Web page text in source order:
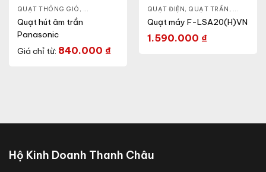
QUẠT THÔNG GIÓ , QUẠT ÂM TRẦN QUẠT ĐIỆN, QUẠT TRẦN
Quạt hút âm trần
Panasonic
Giá chỉ từ: 840.000 ₫
QUẠT ĐIỆN, QUẠT TRẦN , QUẠT
Quạt máy F-LSA20(H)VN
1.590.000 ₫
QUẠT ĐIỆN, QUẠT TRẦN
Hộ Kinh Doanh Thanh Châu